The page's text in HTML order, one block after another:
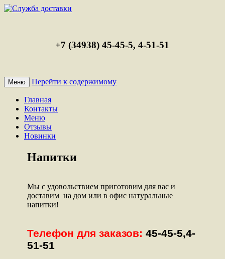
+7 (34938) 45-45-5, 4-51-51
Меню Перейти к содержимому
Главная
Контакты
Меню
Отзывы
Новинки
Напитки
Мы с удовольствием приготовим для вас и
доставим на дом или в офис натуральные
напитки!
Телефон для заказов: 45-45-5,4-
51-51